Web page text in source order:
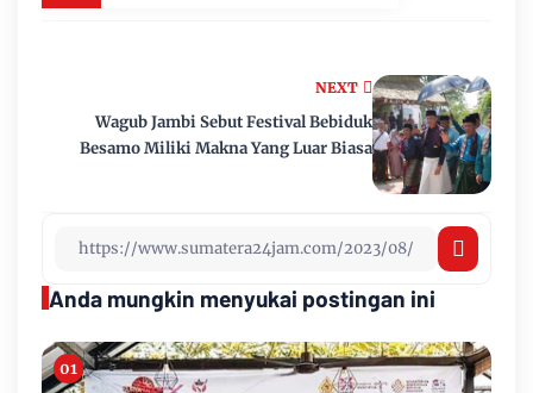
NEXT
Wagub Jambi Sebut Festival Bebiduk
Besamo Miliki Makna Yang Luar Biasa
Anda mungkin menyukai postingan ini